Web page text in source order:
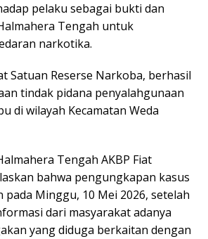
pelaku sebagai bukti dan
Tengah untuk
narkotika.
Satuan Reserse Narkoba, berhasil
tindak pidana penyalahgunaan
di wilayah Kecamatan Weda
Tengah AKBP Fiat
bahwa pengungkapan kasus
Minggu, 10 Mei 2026, setelah
dari masyarakat adanya
yang diduga berkaitan dengan